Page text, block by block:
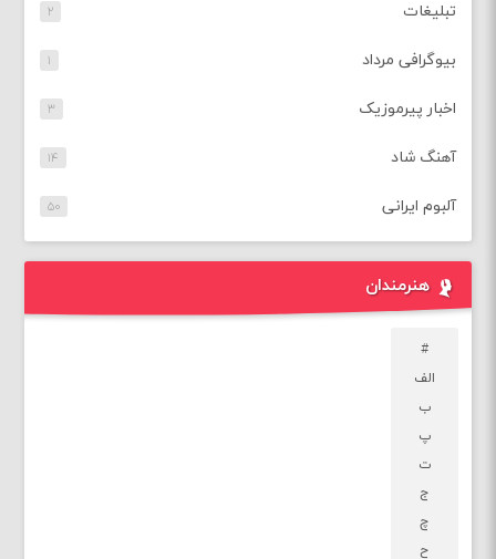
تبلیغات ۲
بیوگرافی مرداد ۱
اخبار پیرموزیک ۳
آهنگ شاد ۱۴
آلبوم ایرانی ۵۰
هنرمندان
#
الف
ب
پ
ت
ج
چ
ح